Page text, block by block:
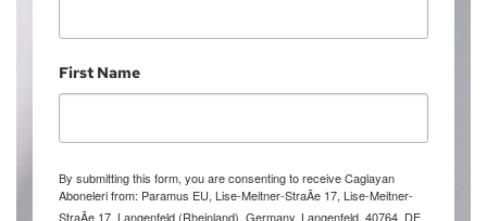
First Name
By submitting this form, you are consenting to receive Caglayan
Aboneleri from: Paramus EU, Lise-Meitner-StraÃe 17, Lise-Meitner-
StraÃe 17, Langenfeld (Rheinland), Germany, Langenfeld, 40764, DE,